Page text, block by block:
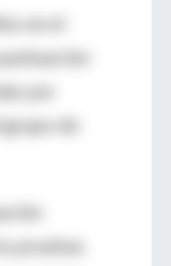
en el
por
de
pruebas